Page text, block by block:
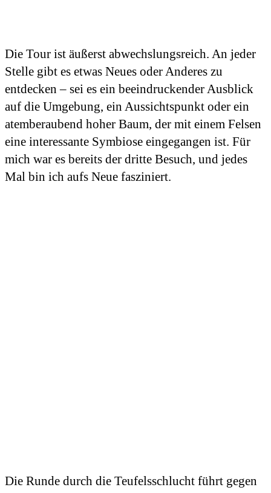
Die Tour ist äußerst abwechslungsreich. An jeder
Stelle gibt es etwas Neues oder Anderes zu
entdecken – sei es ein beeindruckender Ausblick
auf die Umgebung, ein Aussichtspunkt oder ein
atemberaubend hoher Baum, der mit einem Felsen
eine interessante Symbiose eingegangen ist. Für
mich war es bereits der dritte Besuch, und jedes
Mal bin ich aufs Neue fasziniert.
Die Runde durch die Teufelsschlucht führt gegen